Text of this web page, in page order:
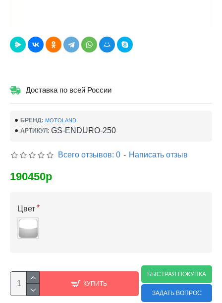
Доставка по всей России
БРЕНД: MOTOLAND
АРТИКУЛ: GS-ENDURO-250
Всего отзывов: 0 - Написать отзыв
190450р
Цвет
КУПИТЬ
БЫСТРАЯ ПОКУПКА
ЗАДАТЬ ВОПРОС